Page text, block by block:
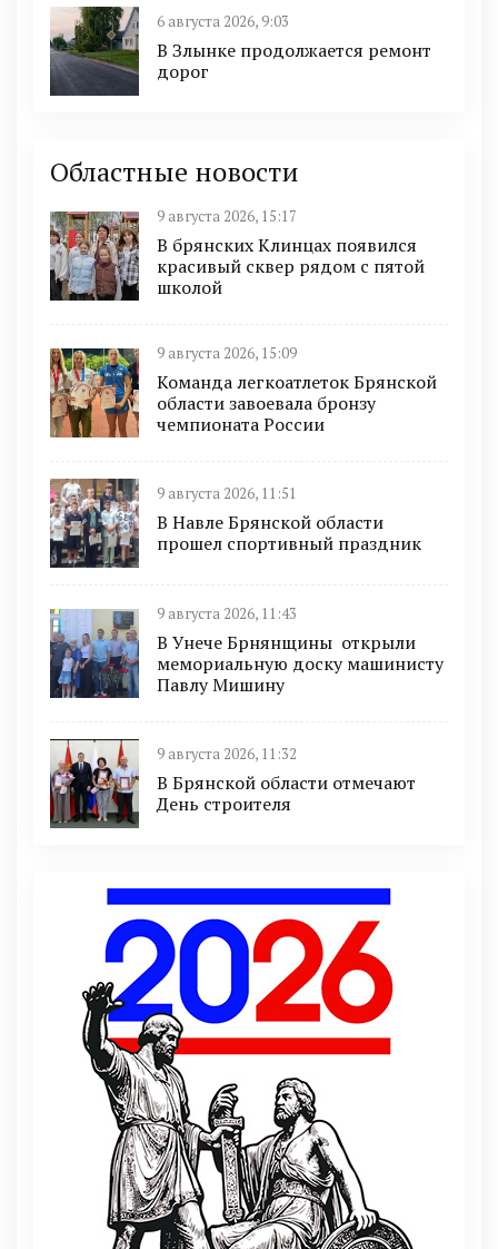
6 августа 2026, 9:03
В Злынке продолжается ремонт
дорог
Областные новости
9 августа 2026, 15:17
В брянских Клинцах появился
красивый сквер рядом с пятой
школой
9 августа 2026, 15:09
Команда легкоатлеток Брянской
области завоевала бронзу
чемпионата России
9 августа 2026, 11:51
В Навле Брянской области
прошел спортивный праздник
9 августа 2026, 11:43
В Унече Брнянщины открыли
мемориальную доску машинисту
Павлу Мишину
9 августа 2026, 11:32
В Брянской области отмечают
День строителя